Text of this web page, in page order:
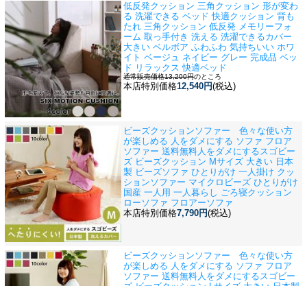
低反発クッション 三角クッション 形が変わ
る 洗濯できる ベッド 快適クッション 背も
たれ 三角クッション 低反発 メモリーフォ
ーム 取っ手付き 洗える 洗濯できるカバー
大きい ベルボア ふわふわ 気持ちいい ホワ
イト ベージュ ネイビー グレー 完成品 ベッ
ド リラックス 快適ベッド
通常販売価格13,200円のところ
本店特別価格12,540円(税込)
ビーズクッションソファー 色々な使い方
が楽しめる 人をダメにする ソファ フロア
ソファー 送料無料人をダメにするスゴビー
ズ ビーズクッション Mサイズ 大きい 日本
製 ビーズソファ ひとりがけ 一人掛け クッ
ションソファー マイクロビーズ ひとりがけ
国産 一人用 一人暮らし ごろ寝クッション
ローソファ フロアーソファ
本店特別価格7,790円(税込)
ビーズクッションソファー 色々な使い方
が楽しめる 人をダメにする ソファ フロア
ソファー 送料無料人をダメにするスゴビー